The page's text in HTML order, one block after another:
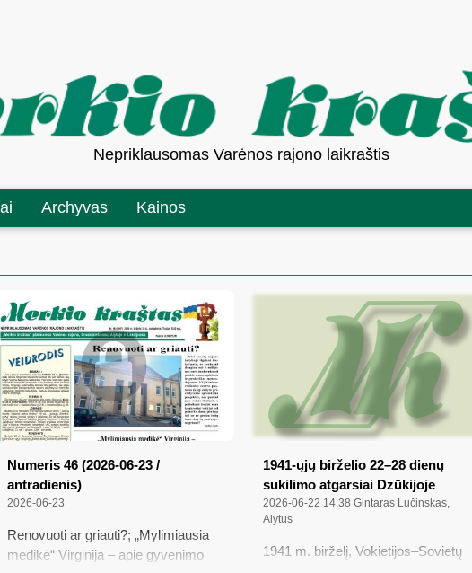
Nepriklausomas Varėnos rajono laikraštis
Archyvas Kainos
Numeris 46 (2026-06-23 /
antradienis)
2026-06-23
Renovuoti ar griauti?; „Mylimiausia
medikė“ Virginija – apie gyvenimo
1941-ųjų birželio 22–28 dienų
sukilimo atgarsiai Dzūkijoje
2026-06-22 14:38 Gintaras Lučinskas,
Alytus
1941 m. birželį, Vokietijos–Sovietų